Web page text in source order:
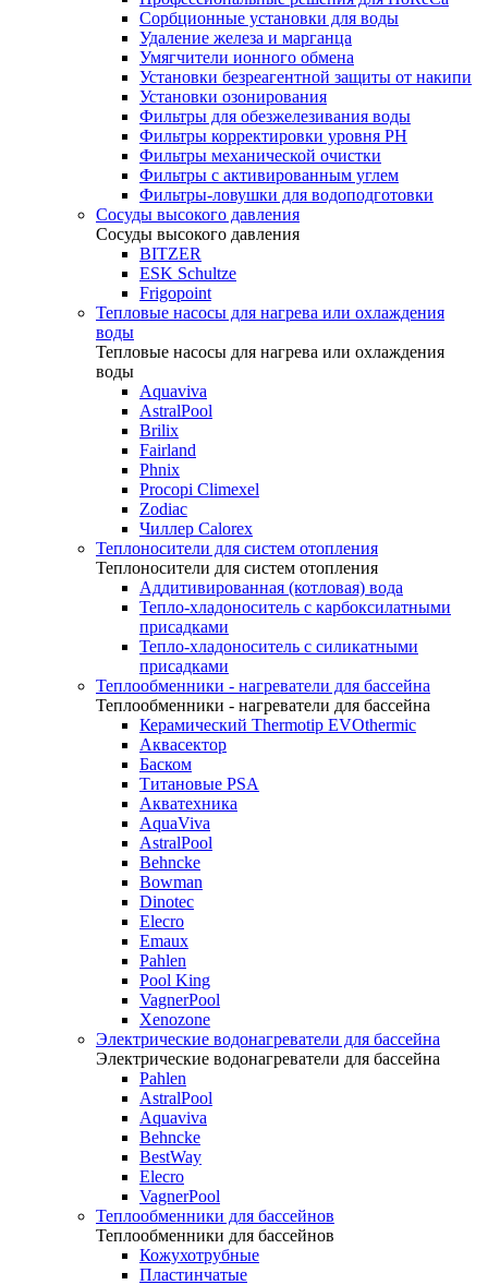
Сорбционные установки для воды
Удаление железа и марганца
Умягчители ионного обмена
Установки безреагентной защиты от накипи
Установки озонирования
Фильтры для обезжелезивания воды
Фильтры корректировки уровня PH
Фильтры механической очистки
Фильтры с активированным углем
Фильтры-ловушки для водоподготовки
Сосуды высокого давления
Сосуды высокого давления
BITZER
ESK Schultze
Frigopoint
Тепловые насосы для нагрева или охлаждения
воды
Тепловые насосы для нагрева или охлаждения
воды
Aquaviva
AstralPool
Brilix
Fairland
Phnix
Procopi Climexel
Zodiac
Чиллер Calorex
Теплоносители для систем отопления
Теплоносители для систем отопления
Аддитивированная (котловая) вода
Тепло-хладоноситель с карбоксилатными
присадками
Тепло-хладоноситель с силикатными
присадками
Теплообменники - нагреватели для бассейна
Теплообменники - нагреватели для бассейна
Керамический Thermotip EVOthermic
Аквасектор
Баском
Титановые PSA
Акватехника
AquaViva
AstralPool
Behncke
Bowman
Dinotec
Elecro
Emaux
Pahlen
Pool King
VagnerPool
Xenozone
Электрические водонагреватели для бассейна
Электрические водонагреватели для бассейна
Pahlen
AstralPool
Aquaviva
Behncke
BestWay
Elecro
VagnerPool
Теплообменники для бассейнов
Теплообменники для бассейнов
Кожухотрубные
Пластинчатые